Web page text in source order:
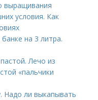
выращивания
условия. Как
на 3 литра.
Лечо из
«пальчики
Надо ли выкапывать